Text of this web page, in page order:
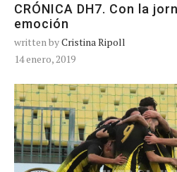
CRÓNICA DH7. Con la
emoción
written byCristina Ripoll
14 enero, 2019